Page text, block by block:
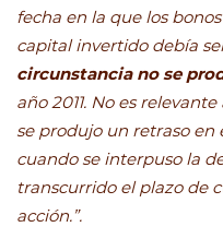
fecha en la que los
capital invertido debía
circunstancia no se
año 2011. No es
se produjo un retraso en
cuando se interpuso la
transcurrido el plazo de
acción.”.